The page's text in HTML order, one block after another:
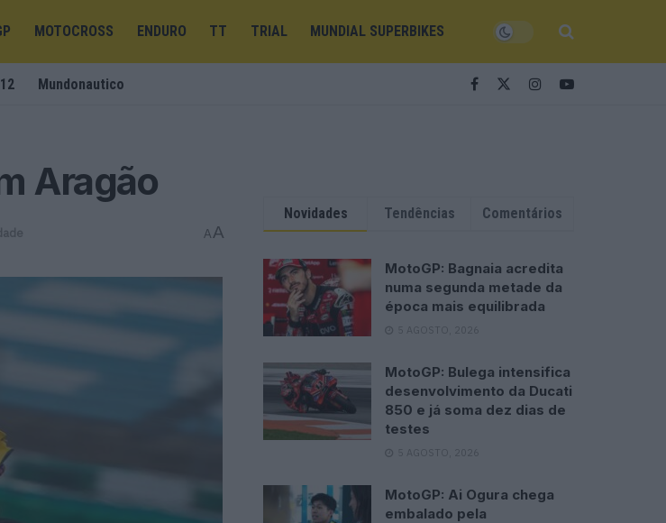
MOTOCROSS ENDURO TT TRIAL MUNDIAL SUPERBIKES
Mundonautico
Aragão
AA
Novidades Tendências Comentários
MotoGP: Bagnaia acredita
numa segunda metade da
época mais equilibrada
5 AGOSTO, 2026
MotoGP: Bulega intensifica
desenvolvimento da Ducati
850 e já soma dez dias de
testes
5 AGOSTO, 2026
MotoGP: Ai Ogura chega
embalado pela